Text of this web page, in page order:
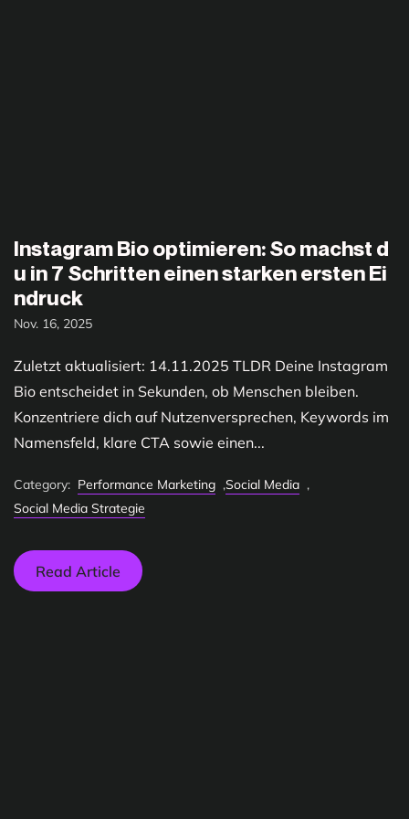
Instagram Bio optimieren: So machst d
u in 7 Schritten einen starken ersten Ei
ndruck
Nov. 16, 2025
Zuletzt aktualisiert: 14.11.2025 TLDR Deine Instagram
Bio entscheidet in Sekunden, ob Menschen bleiben.
Konzentriere dich auf Nutzenversprechen, Keywords im
Namensfeld, klare CTA sowie einen...
Category: Performance Marketing ,Social Media ,
Social Media Strategie
Read Article